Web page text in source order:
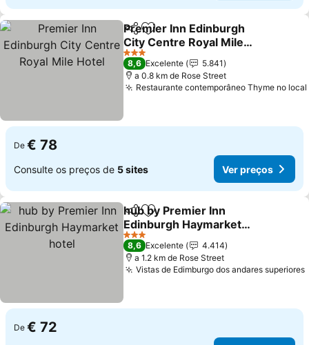
PartilharAdicionar aos favoritos
Premier Inn Edinburgh
City Centre Royal Mile
Hotel
3 Estrelas
8,6 Excelente
5.841
a 0.8 km de Rose Street
Restaurante contemporâneo Thyme no local
De € 78
Consulte os preços de 5 sites Ver preços
PartilharAdicionar aos favoritos
hub by Premier Inn
Edinburgh Haymarket
hotel
3 Estrelas
8,6 Excelente
4.414
a 1.2 km de Rose Street
Vistas de Edimburgo dos andares superiores
De € 72